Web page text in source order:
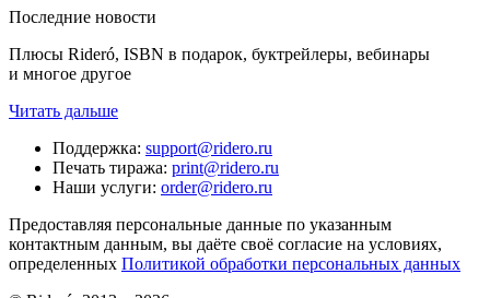
Последние новости
Плюсы Rideró, ISBN в подарок, буктрейлеры, вебинары
и многое другое
Читать дальше
Поддержка: support@ridero.ru
Печать тиража: print@ridero.ru
Наши услуги: order@ridero.ru
Предоставляя персональные данные по указанным
контактным данным, вы даёте своё согласие на условиях,
определенных Политикой обработки персональных данных